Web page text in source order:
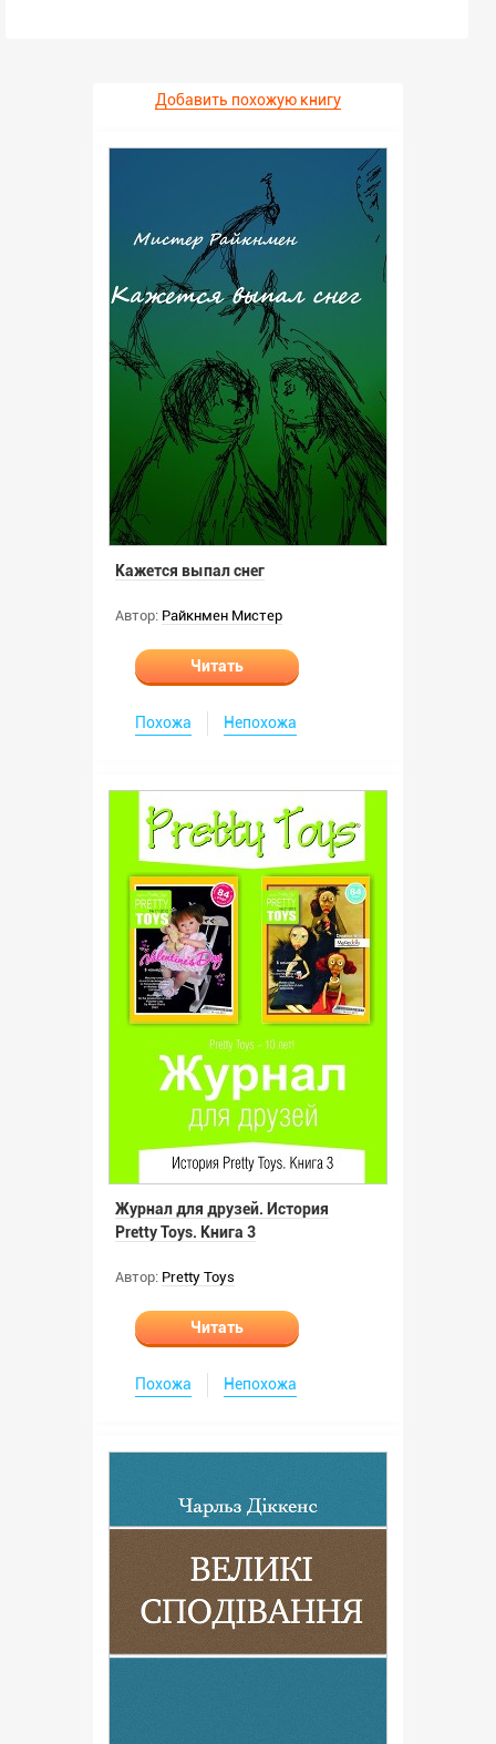
Добавить похожую книгу
Кажется выпал снег
Автор: Райкнмен Мистер
Читать
Похожа Непохожа
Журнал для друзей. История
Pretty Toys. Книга 3
Автор: Pretty Toys
Читать
Похожа Непохожа